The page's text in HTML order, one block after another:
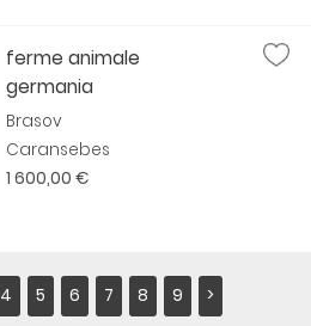
ferme animale
germania
Brasov
Caransebes
1 600,00 €
4 5 6 7 8 9 >